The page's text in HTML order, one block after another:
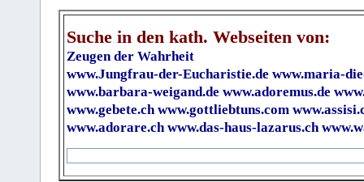
Suche in den kath. Webseiten von:
Zeugen der Wahrheit
www.Jungfrau-der-Eucharistie.de www.maria-
www.barbara-weigand.de www.adoremus.de
www.gebete.ch www.gottliebtuns.com
www.adorare.ch www.das-haus-lazarus.ch